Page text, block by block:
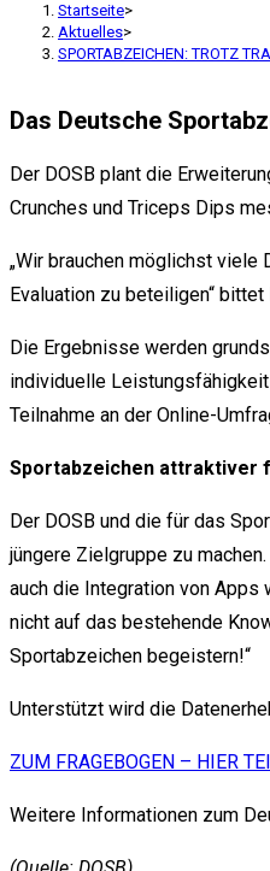
Startseite>
Aktuelles>
SPORTABZEICHEN: TROTZ
Das Deutsche
Der DOSB plant die
Crunches und Triceps Dips
„Wir brauchen möglichst
Evaluation zu beteiligen“
Die Ergebnisse werden
individuelle Leistungsfähigkeit
Teilnahme an der Online-
Sportabzeichen attraktiver
Der DOSB und die für das
jüngere Zielgruppe zu
auch die Integration von Apps
nicht auf das bestehende
Sportabzeichen begeistern!“
Unterstützt wird die
ZUM FRAGEBOGEN – HIER
Weitere Informationen zum